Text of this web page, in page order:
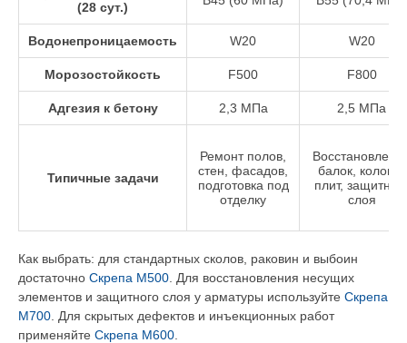
(28 сут.)
Водонепроницаемость W20 W20
Морозостойкость F500 F800
Адгезия к бетону 2,3 МПа 2,5 МПа
Типичные задачи
Ремонт полов,
стен, фасадов,
подготовка под
отделку
балок, колонн,
плит,
слоя
Как выбрать: для стандартных сколов, раковин и выбоин
достаточно Скрепа М500 . Для восстановления несущих
элементов и защитного слоя у арматуры используйте Скрепа
М700 . Для скрытых дефектов и инъекционных работ
применяйте Скрепа М600